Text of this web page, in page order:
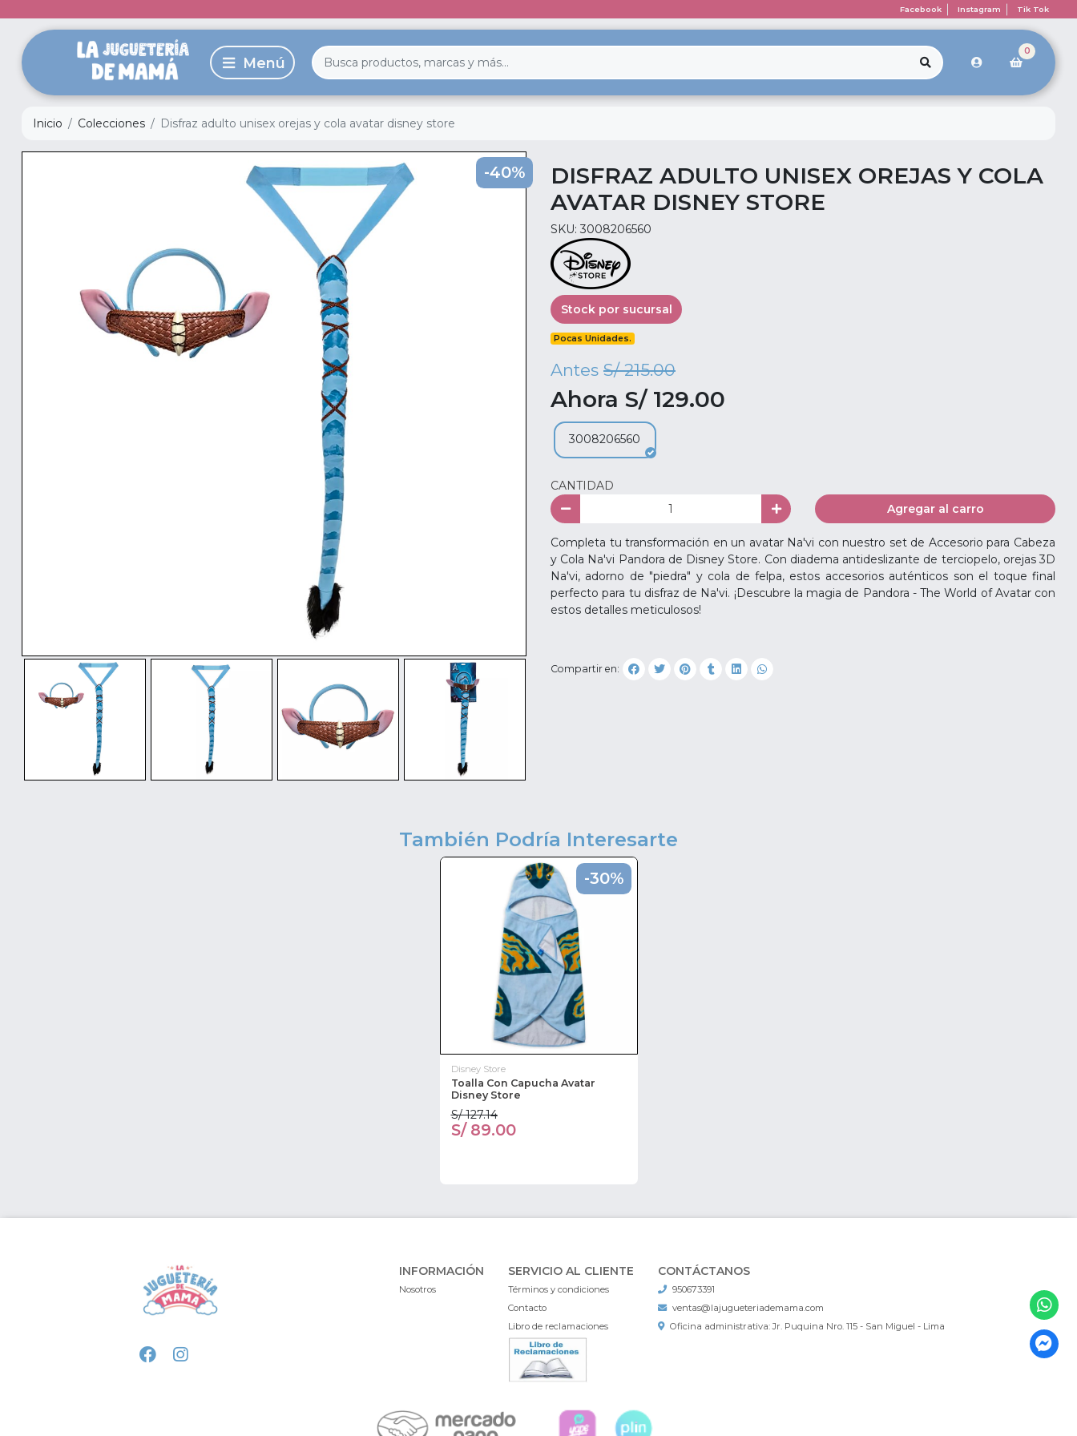
Facebook Instagram Tik Tok
0
Inicio Colecciones Disfraz adulto unisex orejas y cola avatar disney store
-40%
DISFRAZ ADULTO UNISEX OREJAS Y COLA
AVATAR DISNEY STORE
SKU: 3008206560
Stock por sucursal
Pocas Unidades.
Antes S/ 215.00
Ahora S/ 129.00
3008206560
CANTIDAD
Agregar al carro
Completa tu transformación en un avatar Na'vi con nuestro set de Accesorio para Cabeza
y Cola Na'vi Pandora de Disney Store. Con diadema antideslizante de terciopelo, orejas 3D
Na'vi, adorno de "piedra" y cola de felpa, estos accesorios auténticos son el toque final
perfecto para tu disfraz de Na'vi. ¡Descubre la magia de Pandora - The World of Avatar con
estos detalles meticulosos!
Compartir en:
También Podría Interesarte
-30%
Disney Store
Toalla Con Capucha Avatar
Disney Store
S/ 127.14
S/ 89.00
INFORMACIÓN
Nosotros
SERVICIO AL CLIENTE
Términos y condiciones
Contacto
Libro de reclamaciones
CONTÁCTANOS
950673391
ventas@lajugueteriademama.com
Oficina administrativa: Jr. Puquina Nro. 115 - San Miguel - Lima